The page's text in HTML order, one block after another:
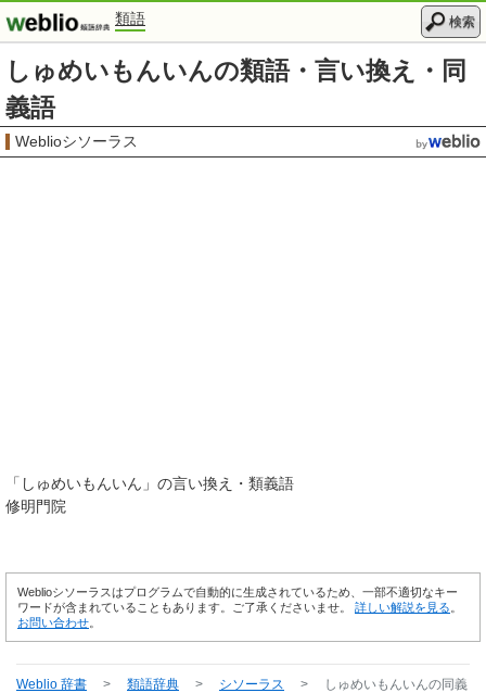
類語 検索
しゅめいもんいんの類語・言い換え・同
義語
Weblioシソーラス
「 しゅめいもんいん 」の言い換え・類義語
修明門院
Weblioシソーラスはプログラムで自動的に生成されているため、一部不適切なキー
ワードが含まれていることもあります。ご了承くださいませ。 詳しい解説を見る
お問い合わせ
Weblio 辞書 > 類語辞典 > シソーラス > しゅめいもんいんの同義